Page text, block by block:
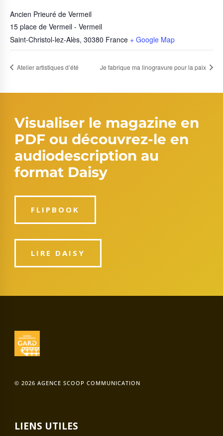
Ancien Prieuré de Vermeil
15 place de Vermeil - Vermeil
Saint-Christol-lez-Alès, 30380 France + Google Map
Atelier artistiques d’été Je fabrique ma linogravure pour la paix
Visualiser le magazine en
PDF ou découvrez-le en
audiodescription au
format Daisy
FLIPBOOK
LIRE DAISY
© 2026 AGENCE SCOOP COMMUNICATION
LIENS UTILES